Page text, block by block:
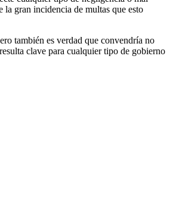
la gran incidencia de multas que esto
también es verdad que convendría no
clave para cualquier tipo de gobierno